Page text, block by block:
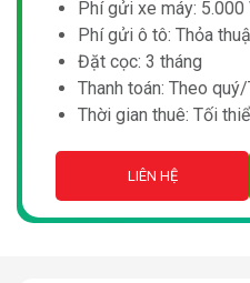
Phí gửi xe máy:
Phí gửi ô tô: Thỏa
Đặt cọc: 3 tháng
Thanh toán: Theo
Thời gian thuê: Tối
LIÊN HỆ